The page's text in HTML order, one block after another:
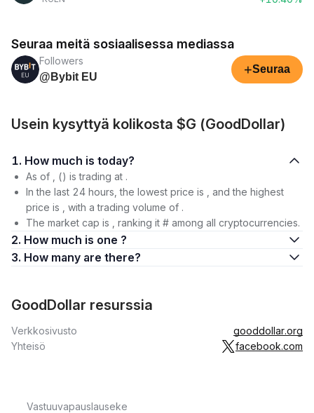
Seuraa meitä sosiaalisessa mediassa
Followers
@Bybit EU
+Seuraa
Usein kysyttyä kolikosta $G (GoodDollar)
1. How much is today?
As of , () is trading at .
In the last 24 hours, the lowest price is , and the highest
price is , with a trading volume of .
The market cap is , ranking it # among all cryptocurrencies.
2. How much is one ?
3. How many are there?
GoodDollar resurssia
Verkkosivusto
gooddollar.org
Yhteisö
facebook.com
Vastuuvapauslauseke